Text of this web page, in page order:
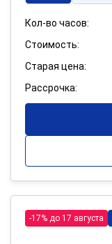
Кол-во часов:
Стоимость:
Старая цена:
Рассрочка:
-17% до 17 августа